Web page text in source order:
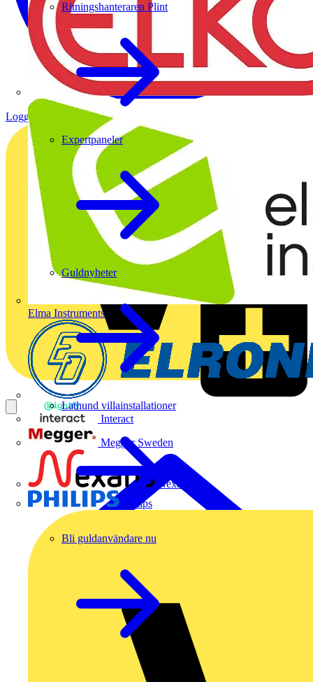
Elma Instruments
Interact
Megger Sweden
Nexans
Philips
Ritningshanteraren Plint
Expertpaneler
Guldnyheter
Lathund villainstallationer
Bli guldanvändare nu
Logga in Registrera dig